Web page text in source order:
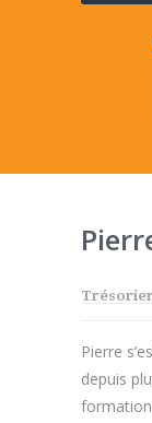
Pierre
depuis